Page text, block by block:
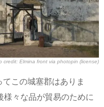
credit: Elmina front via photopin (license)
この城塞郡はありま
々な品が貿易のために